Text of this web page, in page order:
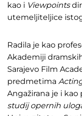
kao i Viewpoints
utemeljiteljice
Radila je kao
Akademiji
Sarajevo Film
predmetima
Angažirana je i
studij opernih